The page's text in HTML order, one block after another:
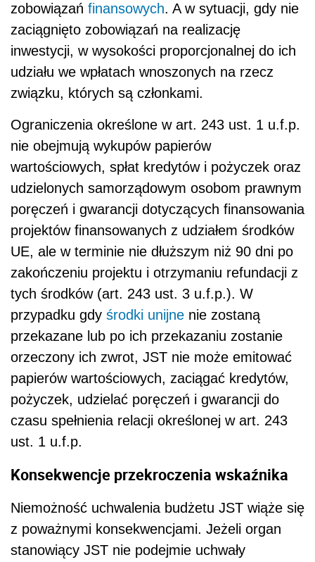
zobowiązań finansowych. A w sytuacji, gdy nie
zaciągnięto zobowiązań na realizację
inwestycji, w wysokości proporcjonalnej do ich
udziału we wpłatach wnoszonych na rzecz
związku, których są członkami.
Ograniczenia określone w art. 243 ust. 1 u.f.p.
nie obejmują wykupów papierów
wartościowych, spłat kredytów i pożyczek oraz
udzielonych samorządowym osobom prawnym
poręczeń i gwarancji dotyczących finansowania
projektów finansowanych z udziałem środków
UE, ale w terminie nie dłuższym niż 90 dni po
zakończeniu projektu i otrzymaniu refundacji z
tych środków (art. 243 ust. 3 u.f.p.). W
przypadku gdy środki unijne nie zostaną
przekazane lub po ich przekazaniu zostanie
orzeczony ich zwrot, JST nie może emitować
papierów wartościowych, zaciągać kredytów,
pożyczek, udzielać poręczeń i gwarancji do
czasu spełnienia relacji określonej w art. 243
ust. 1 u.f.p.
Konsekwencje przekroczenia wskaźnika
Niemożność uchwalenia budżetu JST wiąże się
z poważnymi konsekwencjami. Jeżeli organ
stanowiący JST nie podejmie uchwały